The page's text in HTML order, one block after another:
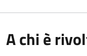
A chi è